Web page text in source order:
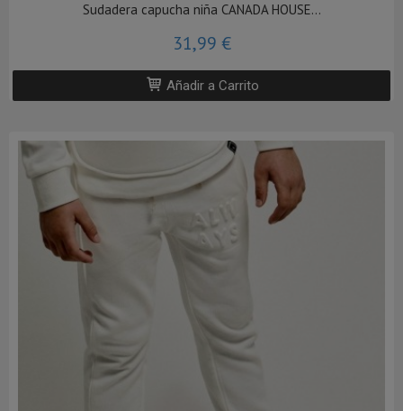
Sudadera capucha niña CANADA HOUSE...
31,99 €
Añadir a Carrito